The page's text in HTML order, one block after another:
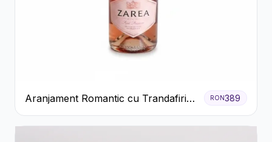
Aranjament Romantic cu Trandafiri
Roșii și Șampanie rose
RON389